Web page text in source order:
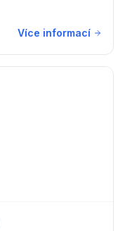
Více informací